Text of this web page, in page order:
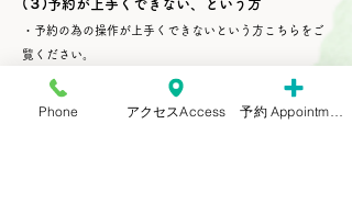
(３)予約が上手くできない、という方
・予約の為の操作が上手くできないという方こちらをご
覧ください。
https://www.medicalforest.co.jp/register.html
Phone アクセスAccess